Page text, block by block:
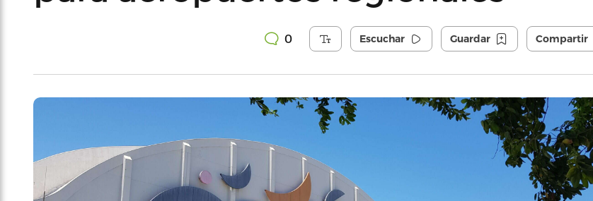
0 Escuchar Guardar Compartir